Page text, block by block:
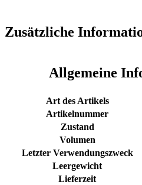
Zusätzliche
Allgemeine
Art des Artikels
Artikelnummer
Zustand
Volumen
Letzter Verwendungszweck
Leergewicht
Lieferzeit